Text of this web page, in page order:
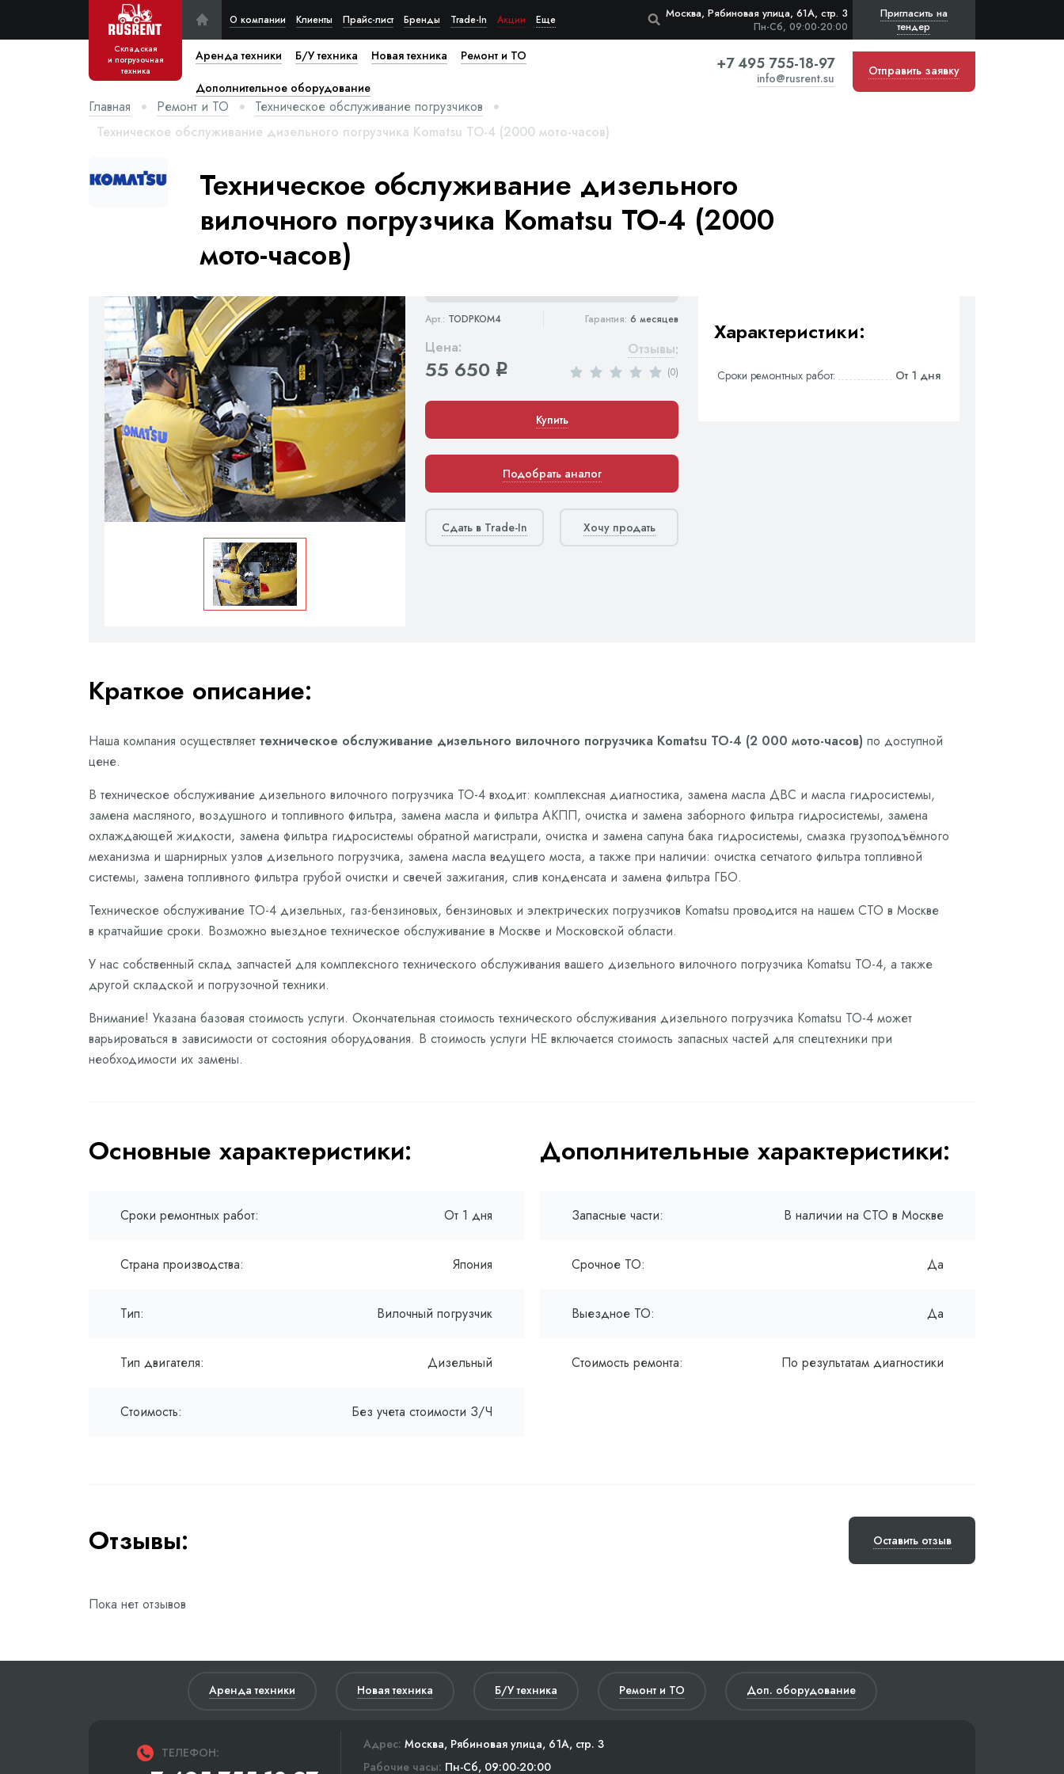
Складская
и погрузочная
техника
О компании Клиенты Прайс-лист Бренды Trade-In Акции Еще Москва, Рябиновая улица, 61А, стр. 3
Пн-Сб, 09:00-20:00
Пригласить на
тендер
Аренда техники Б/У техника Новая техника Ремонт и ТО
Дополнительное оборудование
+7 495 755-18-97
info@rusrent.su Отправить заявку
Главная Ремонт и ТО
Техническое обслуживание погрузчиков
Техническое обслуживание дизельного погрузчика Komatsu ТО-4 (2000 мото-часов)
Техническое обслуживание дизельного
вилочного погрузчика Komatsu ТО-4 (2000
мото-часов)
Арт.: TODPKOM4 Гарантия: 6 месяцев
Цена:
55 650 q
Отзывы:
(0)
Купить
Подобрать аналог
Сдать в Trade-In Хочу продать
Характеристики:
Сроки ремонтных работ: От 1 дня
Краткое описание:
Наша компания осуществляет техническое обслуживание дизельного вилочного погрузчика Komatsu ТО-4 (2 000 мото-часов) по доступной
цене.
В техническое обслуживание дизельного вилочного погрузчика ТО-4 входит: комплексная диагностика, замена масла ДВС и масла гидросистемы,
замена масляного, воздушного и топливного фильтра, замена масла и фильтра АКПП, очистка и замена заборного фильтра гидросистемы, замена
охлаждающей жидкости, замена фильтра гидросистемы обратной магистрали, очистка и замена сапуна бака гидросистемы, смазка грузоподъёмного
механизма и шарнирных узлов дизельного погрузчика, замена масла ведущего моста, а также при наличии: очистка сетчатого фильтра топливной
системы, замена топливного фильтра грубой очистки и свечей зажигания, слив конденсата и замена фильтра ГБО.
Техническое обслуживание ТО-4 дизельных, газ-бензиновых, бензиновых и электрических погрузчиков Komatsu проводится на нашем СТО в Москве
в кратчайшие сроки. Возможно выездное техническое обслуживание в Москве и Московской области.
У нас собственный склад запчастей для комплексного технического обслуживания вашего дизельного вилочного погрузчика Komatsu ТО-4, а также
другой складской и погрузочной техники.
Внимание! Указана базовая стоимость услуги. Окончательная стоимость технического обслуживания дизельного погрузчика Komatsu ТО-4 может
варьироваться в зависимости от состояния оборудования. В стоимость услуги НЕ включается стоимость запасных частей для спецтехники при
необходимости их замены.
Основные характеристики:
Сроки ремонтных работ: От 1 дня
Страна производства: Япония
Тип: Вилочный погрузчик
Тип двигателя: Дизельный
Стоимость: Без учета стоимости З/Ч
Дополнительные характеристики:
Запасные части: В наличии на СТО в Москве
Срочное ТО: Да
Выездное ТО: Да
Стоимость ремонта: По результатам диагностики
Отзывы: Оставить отзыв
Пока нет отзывов
Аренда техники Новая техника Б/У техника Ремонт и ТО Доп. оборудование
ТЕЛЕФОН:
Адрес: Москва, Рябиновая улица, 61А, стр. 3
Рабочие часы: Пн-Сб, 09:00-20:00